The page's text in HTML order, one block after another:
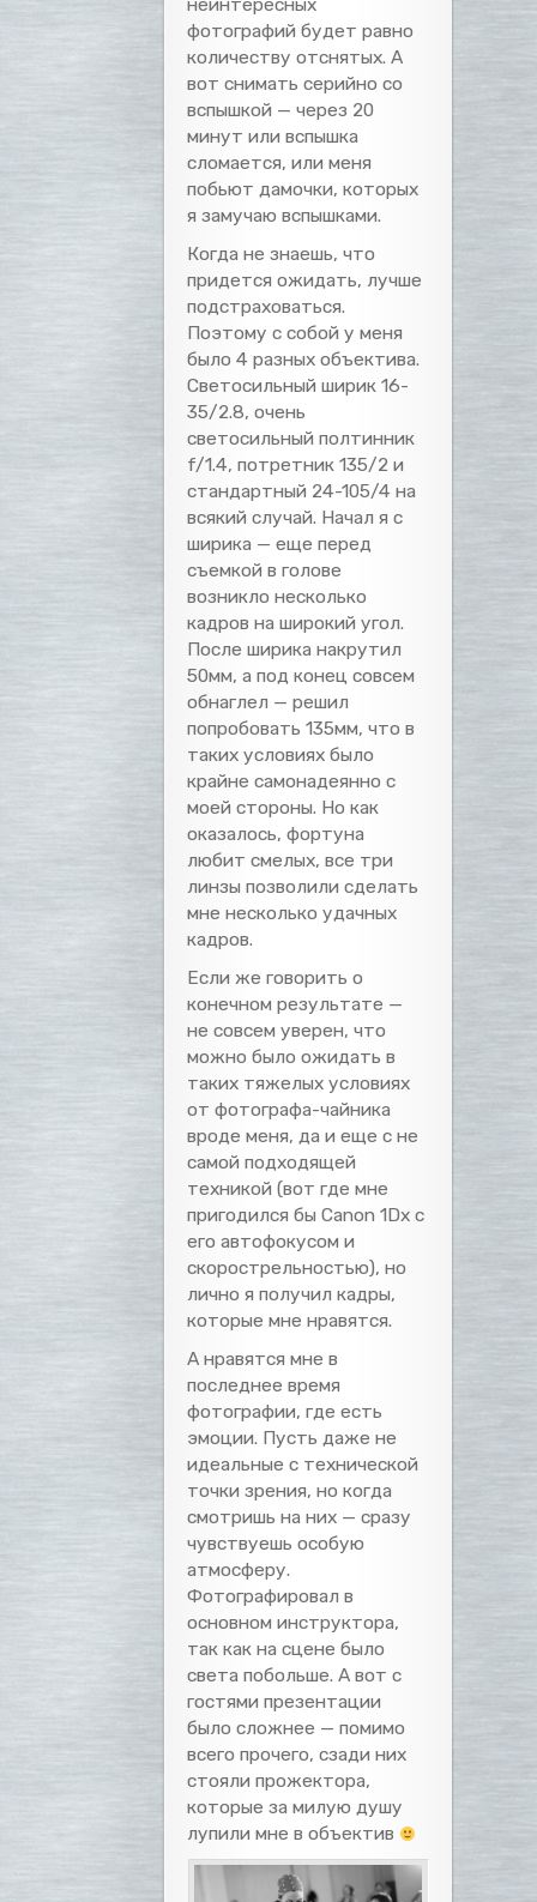
фотографий будет равно
количеству отснятых. А
вот снимать серийно со
вспышкой — через 20
минут или вспышка
сломается, или меня
побьют дамочки, которых
я замучаю вспышками.
Когда не знаешь, что
придется ожидать, лучше
подстраховаться.
Поэтому с собой у меня
было 4 разных объектива.
Светосильный ширик 16-
35/2.8, очень
светосильный полтинник
f/1.4, потретник 135/2 и
стандартный 24-105/4 на
всякий случай. Начал я с
ширика — еще перед
съемкой в голове
возникло несколько
кадров на широкий угол.
После ширика накрутил
50мм, а под конец совсем
обнаглел — решил
попробовать 135мм, что в
таких условиях было
крайне самонадеянно с
моей стороны. Но как
оказалось, фортуна
любит смелых, все три
линзы позволили сделать
мне несколько удачных
кадров.
Если же говорить о
конечном результате —
не совсем уверен, что
можно было ожидать в
таких тяжелых условиях
от фотографа-чайника
вроде меня, да и еще с не
самой подходящей
техникой (вот где мне
пригодился бы Canon 1Dx с
его автофокусом и
скорострельностью), но
лично я получил кадры,
которые мне нравятся.
А нравятся мне в
последнее время
фотографии, где есть
эмоции. Пусть даже не
идеальные с технической
точки зрения, но когда
смотришь на них — сразу
чувствуешь особую
атмосферу.
Фотографировал в
основном инструктора,
так как на сцене было
света побольше. А вот с
гостями презентации
было сложнее — помимо
всего прочего, сзади них
стояли прожектора,
которые за милую душу
лупили мне в объектив